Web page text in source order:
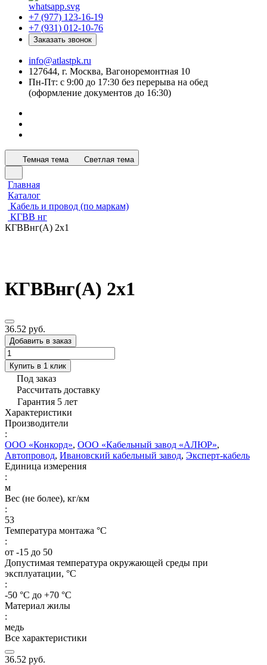
+7 (977) 123-16-19
+7 (931) 012-10-76
Заказать звонок
info@atlastpk.ru
127644, г. Москва, Вагоноремонтная 10
Пн-Пт: с 9:00 до 17:30 без перерыва на обед
(оформление документов до 16:30)
Темная тема Светлая тема
Главная
Каталог
Кабель и провод (по маркам)
КГВВ нг
КГВВнг(А) 2х1
КГВВнг(А) 2х1
36.52 руб.
Добавить в заказ
Купить в 1 клик
Под заказ
Рассчитать доставку
Гарантия 5 лет
Характеристики
Производители
:
ООО «Конкорд», ООО «Кабельный завод «АЛЮР»,
Автопровод, Ивановский кабельный завод, Эксперт-кабель
Единица измерения
:
м
Вес (не более), кг/км
:
53
Температура монтажа °C
:
от -15 до 50
Допустимая температура окружающей среды при
эксплуатации, °C
:
-50 °С до +70 °С
Материал жилы
:
медь
Все характеристики
36.52 руб.